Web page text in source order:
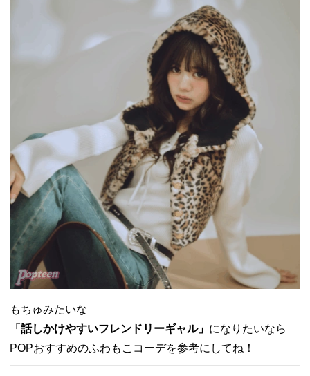
もちゅみたいな
「話しかけやすいフレンドリーギャル」 になりたいなら
POPおすすめのふわもこコーデを参考にしてね！